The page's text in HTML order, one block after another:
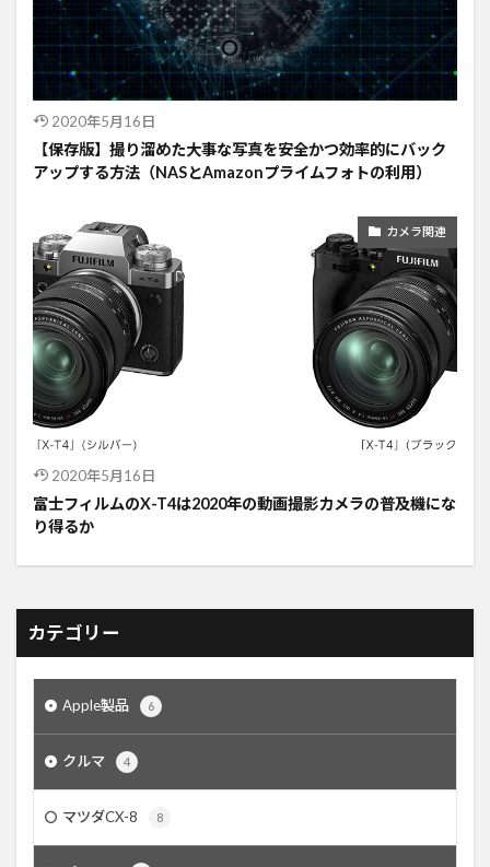
2020年5月16日
【保存版】撮り溜めた大事な写真を安全かつ効率的にバック
アップする方法（NASとAmazonプライムフォトの利用）
カメラ関連
2020年5月16日
富士フィルムのX-T4は2020年の動画撮影カメラの普及機にな
り得るか
カテゴリー
Apple製品 6
クルマ 4
マツダCX-8 8